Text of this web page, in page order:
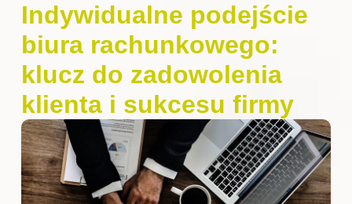
Indywidualne podejście
biura rachunkowego:
klucz do zadowolenia
klienta i sukcesu firmy